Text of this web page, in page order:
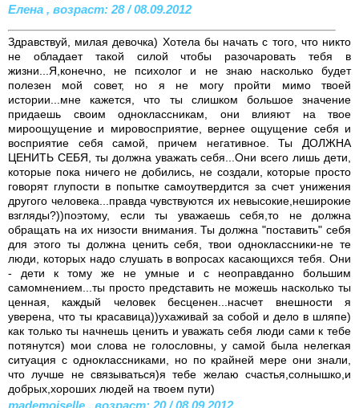
Елена , возраст: 28 / 08.09.2012
Здравствуй, милая девочка) Хотела бы начать с того, что никто
не обладает такой силой чтобы разочаровать тебя в
жизни...Я,конечно, не психолог и не знаю насколько будет
полезен мой совет, но я не могу пройти мимо твоей
истории...мне кажется, что ты слишком большое значение
придаешь своим одноклассникам, они влияют на твое
мироощущение и мировосприятие, вернее ощущение себя и
восприятие себя самой, причем негативное. Ты ДОЛЖНА
ЦЕНИТЬ СЕБЯ, ты должна уважать себя...Они всего лишь дети,
которые пока ничего не добились, не создали, которые просто
говорят глупости в попытке самоутвердится за счет унижения
другого человека...правда чувствуются их невысокие,неширокие
взгляды?))поэтому, если ты уважаешь себя,то не должна
обращать на их низости внимания. Ты должна "поставить" себя
для этого ты должна ценить себя, твои одноклассники-не те
люди, которых надо слушать в вопросах касающихся тебя. Они
- дети к тому же не умные и с неоправданно большим
самомнением...ты просто представить не можешь насколько ты
ценная, каждый человек бесценен...насчет внешности я
уверена, что ты красавица))ухаживай за собой и дело в шляпе)
как только ты начнешь ценить и уважать себя люди сами к тебе
потянутся) мои слова не голословны, у самой была нелегкая
ситуация с одноклассниками, но по крайней мере они знали,
что лучше не связываться)я тебе желаю счастья,солнышко,и
добрых,хороших людей на твоем пути)
mademoiselle , возраст: 20 / 08.09.2012